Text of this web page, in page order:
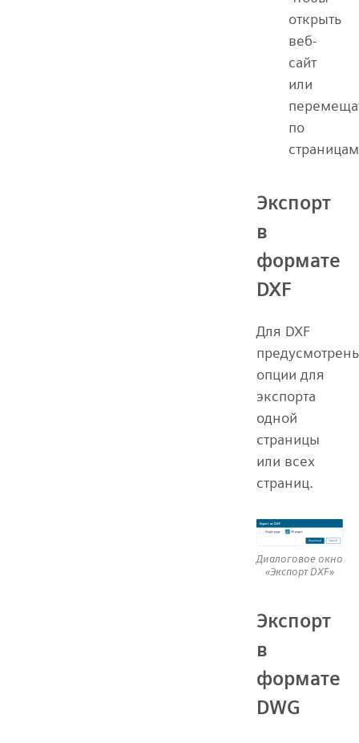
открыть
веб-
сайт
или
по
Экспорт
в
формате
DXF
Для DXF
опции для
экспорта
одной
страницы
или всех
страниц.
Диалоговое окно
«Экспорт DXF»
Экспорт
в
формате
DWG